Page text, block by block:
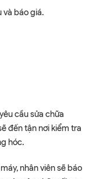
và báo giá.
cầu sửa chữa
đến tận nơi kiểm tra
hóc.
nhân viên sẽ báo